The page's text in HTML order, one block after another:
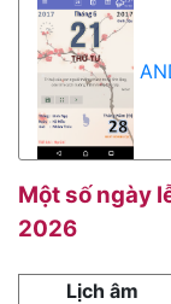
Một số ngày
2026
Lịch âm